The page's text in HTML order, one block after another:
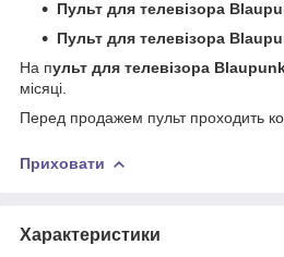
Пульт для телевізора
Пульт для телевізора
На пульт для телевізора
місяці.
Перед продажем пульт проходить
Приховати
Характеристики